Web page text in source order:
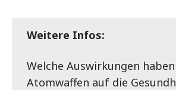
Weitere Infos:
Welche Auswirkungen haben
Atomwaffen auf die